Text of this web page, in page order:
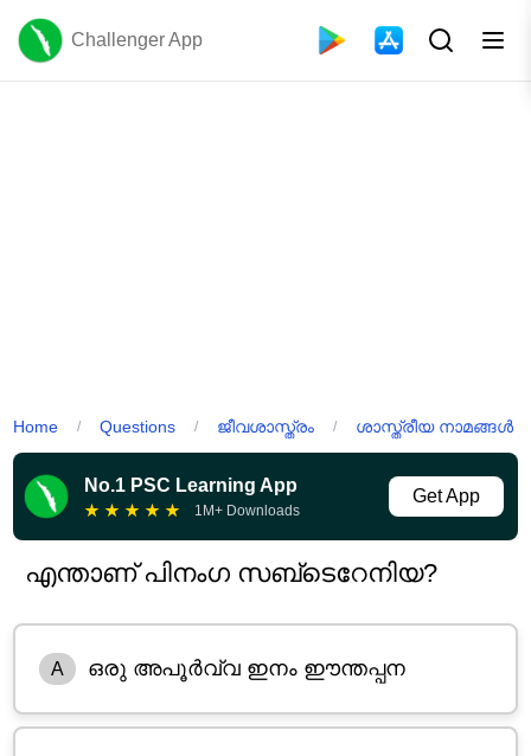
Challenger App
Home / Questions / ജീവശാസ്ത്രം / ശാസ്ത്രീയ നാമങ്ങൾ
No.1 PSC Learning App
★ ★ ★ ★ ★ 1M+ Downloads
Get App
എന്താണ് പിനംഗ സബ്‌ടെറേനിയ?
A ഒരു അപൂർവ്വ ഇനം ഈന്തപ്പന